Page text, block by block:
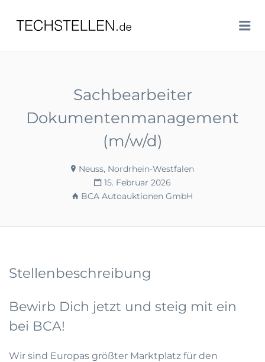
TECHSTELLEN.DE
Sachbearbeiter
Dokumentenmanagement
(m/w/d)
Neuss, Nordrhein-Westfalen
15. Februar 2026
BCA Autoauktionen GmbH
Stellenbeschreibung
Bewirb Dich jetzt und steig mit ein
bei BCA!
Wir sind Europas größter Marktplatz für den